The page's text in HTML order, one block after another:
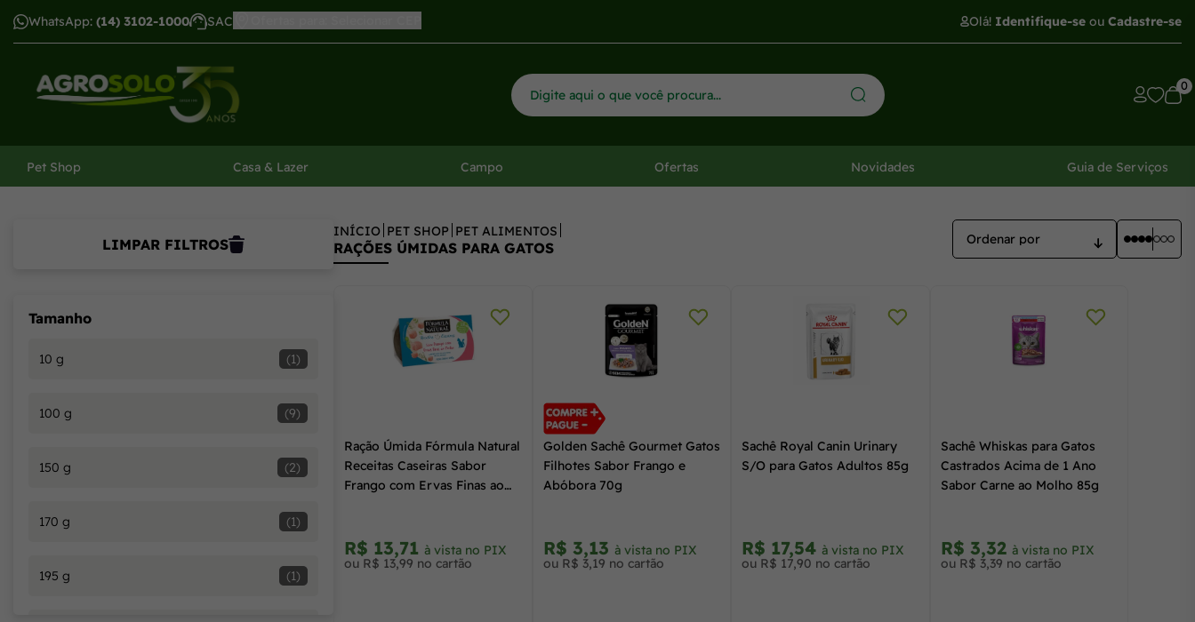
WhatsApp: (14) 3102-1000 SAC Olá! Identifique-se ou Cadastre-se
0
Pet Shop Casa & Lazer Campo Ofertas Novidades Guia de Serviços
menu
LIMPAR FILTROS
Tamanho
10 g (1)
100 g (9)
150 g (2)
170 g (1)
195 g (1)
INÍCIO PET SHOP PET ALIMENTOS
RAÇÕES ÚMIDAS PARA GATOS
Ração Úmida Fórmula Natural
Receitas Caseiras Sabor
Frango com Ervas Finas ao
R$ 13,71 à vista no PIX
ou R$ 13,99 no cartão
Golden Sachê Gourmet Gatos
Filhotes Sabor Frango e
Abóbora 70g
R$ 3,13 à vista no PIX
ou R$ 3,19 no cartão
Sachê Royal Canin Urinary
S/O para Gatos Adultos 85g
R$ 17,54 à vista no PIX
ou R$ 17,90 no cartão
Sachê Whiskas para Gatos
Castrados Acima de 1 Ano
Sabor Carne ao Molho 85g
R$ 3,32 à vista no PIX
ou R$ 3,39 no cartão